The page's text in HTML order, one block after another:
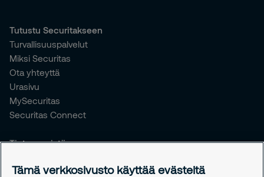
Tutustu Securitakseen
Turvallisuuspalvelut
Miksi Securitas
Ota yhteyttä
Urasivu
MySecuritas
Securitas Connect
Tietoa meistä
Vastuullisuus
Tämä verkkosivusto käyttää evästeitä